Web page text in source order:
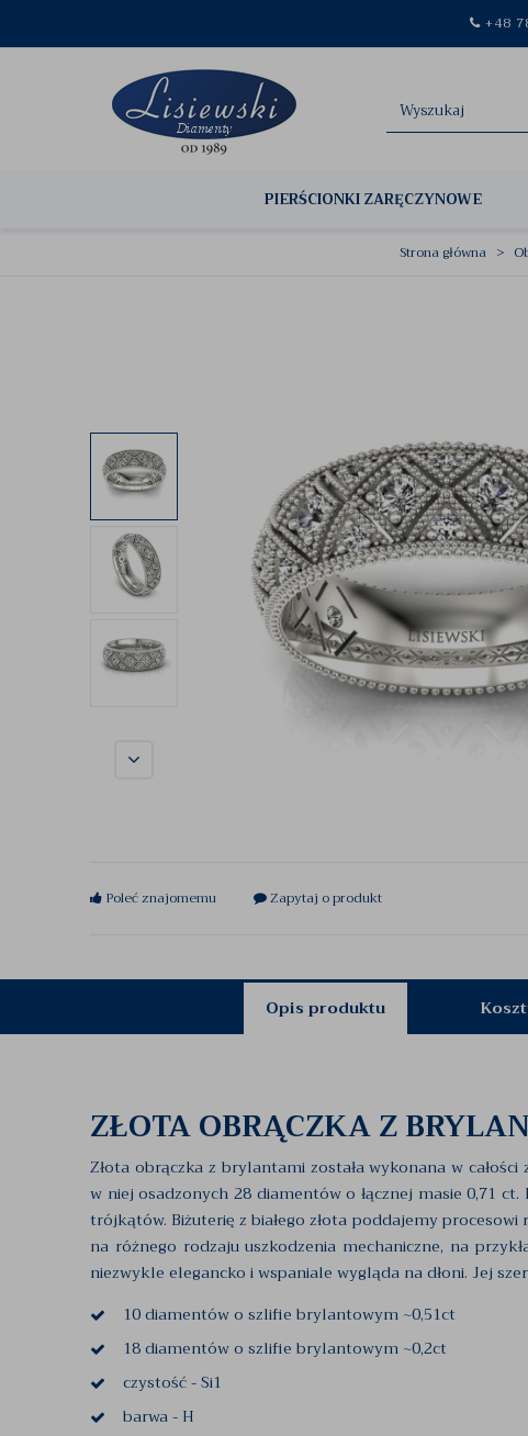
+48
PIERŚCIONKI ZARĘCZYNOWE
Strona główna
Poleć znajomemu Zapytaj o produkt
Opis produktu
ZŁOTA OBRĄCZKA Z
Złota obrączka z brylantami została wykonana w
w niej osadzonych 28 diamentów o łącznej masie 0,71
trójkątów. Biżuterię z białego złota poddajemy
na różnego rodzaju uszkodzenia mechaniczne, na
niezwykle elegancko i wspaniale wygląda na dłoni. Jej
10 diamentów o szlifie brylantowym ~0,51ct
18 diamentów o szlifie brylantowym ~0,2ct
czystość - Si1
barwa - H